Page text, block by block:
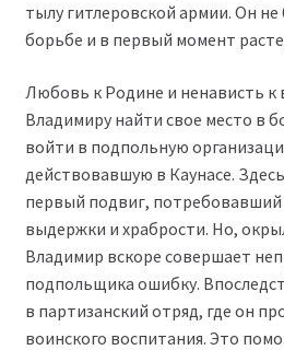
тылу гитлеровской армии. Он
борьбе и в первый момент
Любовь к Родине и ненависть к
Владимиру найти свое место в
войти в подпольную
действовавшую в Каунасе.
первый подвиг,
выдержки и храбрости. Но,
Владимир вскоре совершает
подпольщика ошибку.
в партизанский отряд, где он
воинского воспитания. Это